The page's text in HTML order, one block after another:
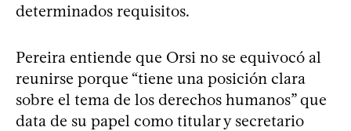
determinados requisitos.
Pereira entiende que Orsi no se equivocó al
reunirse porque “tiene una posición clara
sobre el tema de los derechos humanos” que
data de su papel como titular y secretario